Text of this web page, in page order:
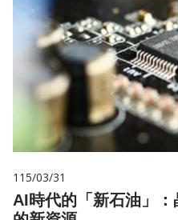
115/03/31
AI時代的「新石油」